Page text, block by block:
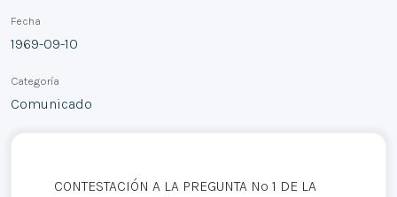
Fecha
1969-09-10
Categoría
Comunicado
CONTESTACIÓN A LA PREGUNTA Nº 1 DE LA